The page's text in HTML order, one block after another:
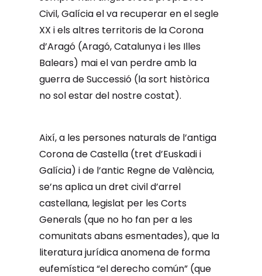
Civil, Galícia el va recuperar en el segle
XX i els altres territoris de la Corona
d’Aragó (Aragó, Catalunya i les Illes
Balears) mai el van perdre amb la
guerra de Successió (la sort històrica
no sol estar del nostre costat).
Així, a les persones naturals de l’antiga
Corona de Castella (tret d’Euskadi i
Galícia) i de l’antic Regne de València,
se’ns aplica un dret civil d’arrel
castellana, legislat per les Corts
Generals (que no ho fan per a les
comunitats abans esmentades), que la
literatura jurídica anomena de forma
eufemística “el derecho común” (que